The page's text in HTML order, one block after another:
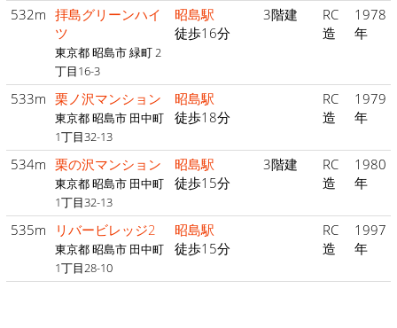
532m 拝島グリーンハイ
ツ
東京都 昭島市 緑町 2
丁目16-3
昭島駅
徒歩16分
3階建
RC
造
1978
年
533m 栗ノ沢マンション
東京都 昭島市 田中町
1丁目32-13
昭島駅
徒歩18分
RC
造
1979
年
534m 栗の沢マンション
東京都 昭島市 田中町
1丁目32-13
昭島駅
徒歩15分
3階建
RC
造
1980
年
535m リバービレッジ2
東京都 昭島市 田中町
1丁目28-10
昭島駅
徒歩15分
RC
造
1997
年